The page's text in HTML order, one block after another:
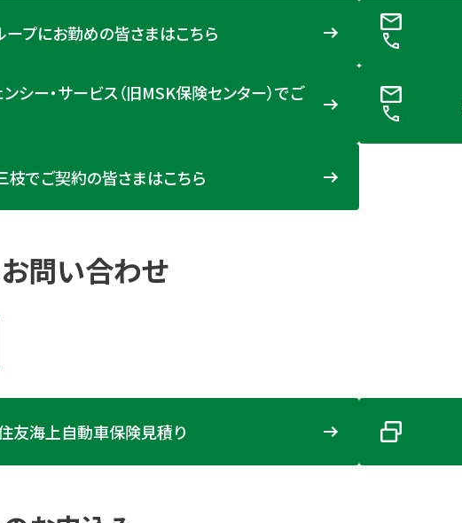
ープにお勤めの皆さまはこちら
シー・サービス（旧MSK保険センター）でご
枝でご契約の皆さまはこちら
問い合わせ
友海上自動車保険見積り